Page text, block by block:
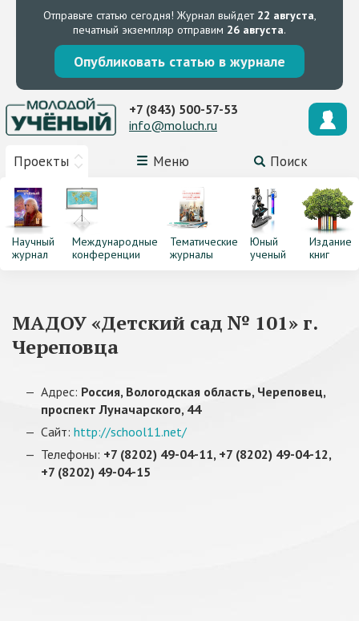
Отправьте статью сегодня! Журнал выйдет 22 августа,
печатный экземпляр отправим 26 августа.
Опубликовать статью в журнале
Проекты Меню Поиск
+7 (843) 500-57-53
info@moluch.ru
Научный
журнал
Международные
конференции
Тематические
журналы
Юный
ученый
Издание
книг
МАДОУ «Детский сад № 101» г.
Череповца
Адрес: Россия, Вологодская область, Череповец,
проспект Луначарского, 44
Сайт: http://school11.net/
Телефоны: +7 (8202) 49-04-11, +7 (8202) 49-04-12,
+7 (8202) 49-04-15